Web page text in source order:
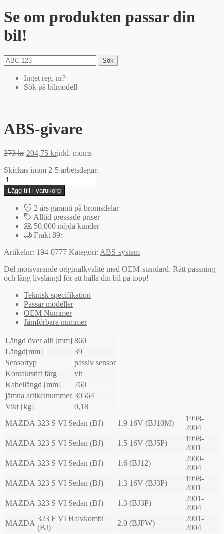
Se om produkten passar din
bil!
Sök
Inget reg. nr?
Sök på bilmodell
ABS-givare
273kr Det
priset
273 kr.
204,75 krDet
priset
204,75 kr.
inkl. moms
Skickas inom 2-5 arbetsdagar.
ABS-
givare
mängd
Lägg till i varukorg
2 års garanti på bromsdelar
Alltid pressade priser
50.000 nöjda kunder
Frakt 89:-
Artikelnr: 194-0777 Kategori: ABS-system
Del motsvarande originalkvalité med OEM-standard. Rätt passning
och lång livslängd för att hålla din bil på topp!
Teknisk specifikation
Passar modeller
OEM Nummer
Jämförbara nummer
Längd över allt [mm] 860
Längd[mm]
39
Sensortyp
passiv sensor
Kontaktstift färg
vit
Kabellängd [mm]
760
jämna artikelnummer 30564
Vikt [kg]
0,18
MAZDA 323 S VI Sedan (BJ) 1.9 16V (BJ10M)
1998-
2004
MAZDA 323 S VI Sedan (BJ) 1.5 16V (BJ5P)
1998-
2001
MAZDA 323 S VI Sedan (BJ) 1.6 (BJ12)
2000-
2004
MAZDA 323 S VI Sedan (BJ) 1.3 16V (BJ3P)
1998-
2001
MAZDA 323 S VI Sedan (BJ) 1.3 (BJ3P)
2001-
2004
MAZDA
323 F VI Halvkombi
(BJ)
2.0 (BJFW)
2001-
2004